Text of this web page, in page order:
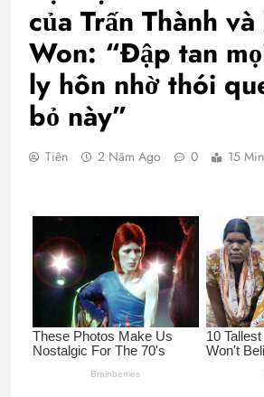
của Trấn Thành
Won: “Đập tan
ly hôn nhờ thói
bỏ này”
Tiên 2 Năm Ago 0 15